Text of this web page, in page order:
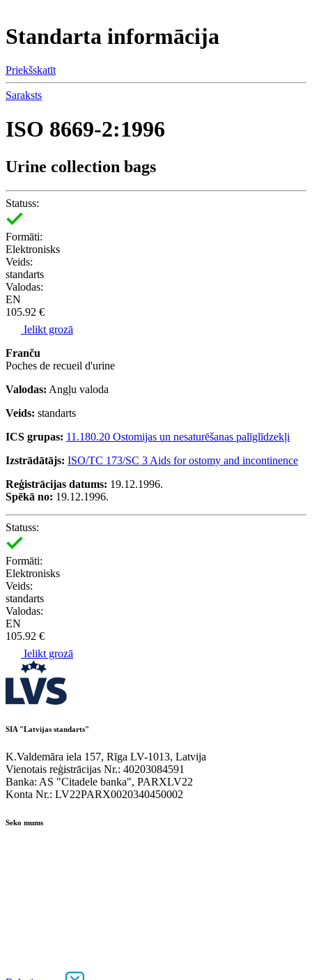
Standarta informācija
Priekšskatīt
Saraksts
ISO 8669-2:1996
Urine collection bags
Statuss:
Formāti:
Elektronisks
Veids:
standarts
Valodas:
EN
105.92 €
Ielikt grozā
Franču
Poches de recueil d'urine
Valodas: Angļu valoda
Veids: standarts
ICS grupas: 11.180.20 Ostomijas un nesaturēšanas palīglīdzekļi
Izstrādātājs: ISO/TC 173/SC 3 Aids for ostomy and incontinence
Reģistrācijas datums: 19.12.1996.
Spēkā no: 19.12.1996.
Statuss:
Formāti:
Elektronisks
Veids:
standarts
Valodas:
EN
105.92 €
Ielikt grozā
SIA "Latvijas standarts"
K.Valdemāra iela 157, Rīga LV-1013, Latvija
Vienotais reģistrācijas Nr.: 40203084591
Banka: AS "Citadele banka", PARXLV22
Konta Nr.: LV22PARX0020340450002
Seko mums